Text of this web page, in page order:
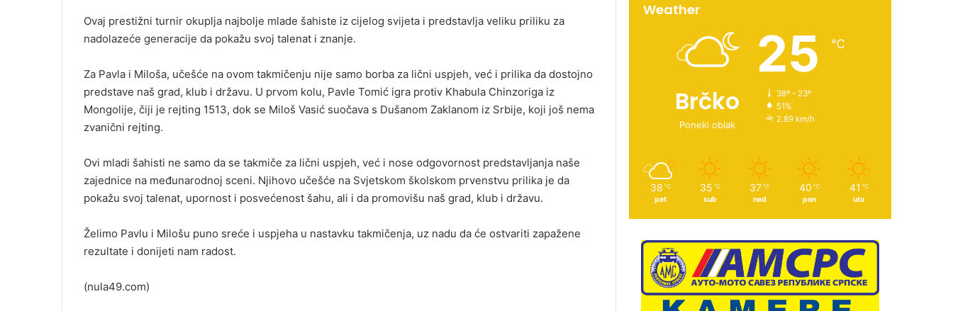
i
l
Ovaj prestižni turnir okuplja najbolje mlade šahiste iz cijelog svijeta i predstavlja veliku priliku za
nadolazeće generacije da pokažu svoj talenat i znanje.
Za Pavla i Miloša, učešće na ovom takmičenju nije samo borba za lični uspjeh, već i prilika da dostojno
predstave naš grad, klub i državu. U prvom kolu, Pavle Tomić igra protiv Khabula Chinzoriga iz
Mongolije, čiji je rejting 1513, dok se Miloš Vasić suočava s Dušanom Zaklanom iz Srbije, koji još nema
zvanični rejting.
Ovi mladi šahisti ne samo da se takmiče za lični uspjeh, već i nose odgovornost predstavljanja naše
zajednice na međunarodnoj sceni. Njihovo učešće na Svjetskom školskom prvenstvu prilika je da
pokažu svoj talenat, upornost i posvećenost šahu, ali i da promovišu naš grad, klub i državu.
Želimo Pavlu i Milošu puno sreće i uspjeha u nastavku takmičenja, uz nadu da će ostvariti zapažene
rezultate i donijeti nam radost.
(nula49.com)
Weather
Brčko
Poneki oblak
25 ℃
38º - 23º
51%
2.89 km/h
38 ℃
pet
35 ℃
sub
37 ℃
ned
40 ℃
pon
41 ℃
uto